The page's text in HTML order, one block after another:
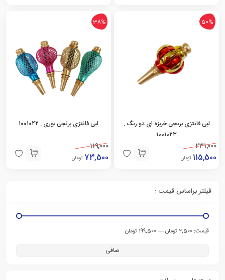
50%
لبی فانتزی برنجی خربزه ای دو رنگ .
۱۰۰۱۰۲۳
231,000
115,500 تومان
38%
لبی فانتزی برنجی توری . ۱۰۰۱۰۲۲
119,000
73,500 تومان
فیلتر براساس قیمت :
صافی
قيمت: 2,500 تومان —199,500 تومان